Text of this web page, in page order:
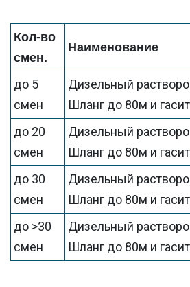
Кол-во
смен.
Наименование
до 5
смен
Дизельный
Шланг до 80м и
до 20
смен
Дизельный
Шланг до 80м и
до 30
смен
Дизельный
Шланг до 80м и
до >30
смен
Дизельный
Шланг до 80м и